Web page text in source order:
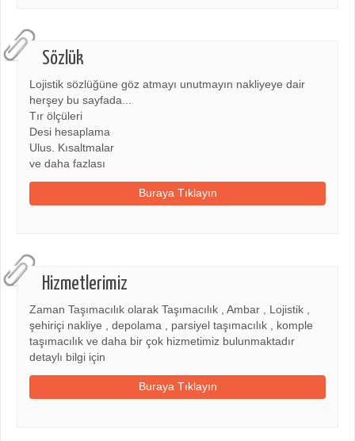
Sözlük
Lojistik sözlüğüne göz atmayı unutmayın nakliyeye dair
herşey bu sayfada...
Tır ölçüleri
Desi hesaplama
Ulus. Kısaltmalar
ve daha fazlası
Buraya Tıklayın
Hizmetlerimiz
Zaman Taşımacılık olarak Taşımacılık , Ambar , Lojistik ,
şehiriçi nakliye , depolama , parsiyel taşımacılık , komple
taşımacılık ve daha bir çok hizmetimiz bulunmaktadır
detaylı bilgi için
Buraya Tıklayın